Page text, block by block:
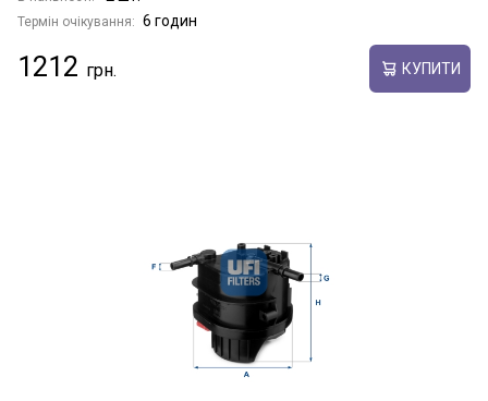
Термін очікування: 6 годин
1212 КУПИТИ